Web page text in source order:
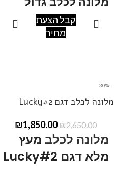
מידות: אורך200, רוחב 90, גובה
ניתן ליצור קשר בטלפון
קבל הצעת
מחיר
-30%
מלונה לכלב דגם Lucky#2
₪2,650.00
₪1,850.00
מלונה לכלב מעץ
מלא דגם Lucky#2